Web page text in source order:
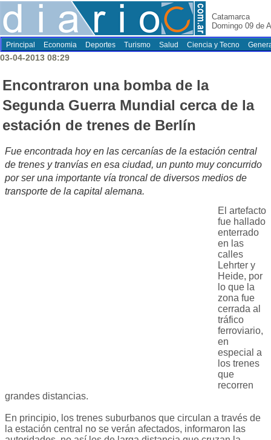
Catamarca
Domingo 09 de
Principal Economia Deportes Turismo Salud Ciencia y Tecno
03-04-2013 08:29
Encontraron una bomba de la
Segunda Guerra Mundial cerca de la
estación de trenes de Berlín
Fue encontrada hoy en las cercanías de la estación central
de trenes y tranvías en esa ciudad, un punto muy concurrido
por ser una importante vía troncal de diversos medios de
transporte de la capital alemana.
El artefacto
fue hallado
enterrado
en las
calles
Lehrter y
Heide, por
lo que la
zona fue
cerrada al
tráfico
ferroviario,
en
especial a
los trenes
que
recorren
grandes distancias.
En principio, los trenes suburbanos que circulan a través de
la estación central no se verán afectados, informaron las